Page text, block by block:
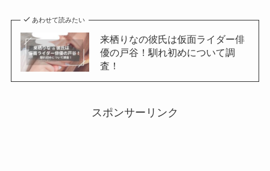
あわせて読みたい
来栖りなの彼氏は仮面ライダー俳
優の戸谷！馴れ初めについて調
査！
スポンサーリンク